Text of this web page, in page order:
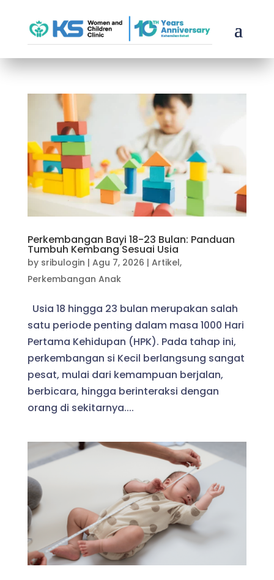
Perkembangan Bayi 18-23 Bulan: Panduan
Tumbuh Kembang Sesuai Usia
by sribulogin | Agu 7, 2026 | Artikel,
Perkembangan Anak
Usia 18 hingga 23 bulan merupakan salah
satu periode penting dalam masa 1000 Hari
Pertama Kehidupan (HPK). Pada tahap ini,
perkembangan si Kecil berlangsung sangat
pesat, mulai dari kemampuan berjalan,
berbicara, hingga berinteraksi dengan
orang di sekitarnya....